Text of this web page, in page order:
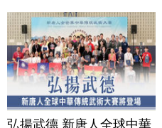
弘揚武德 新唐人全球中華